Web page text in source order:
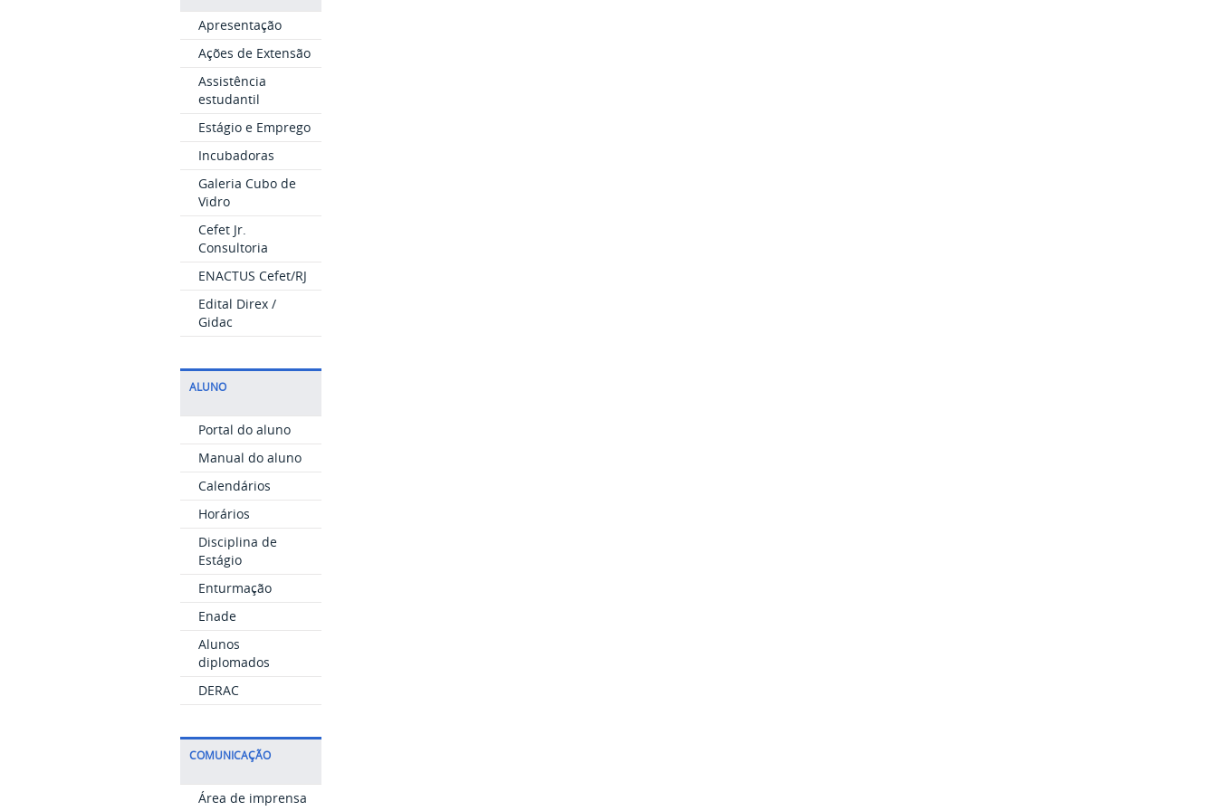
Apresentação
Ações de Extensão
Assistência
estudantil
Estágio e Emprego
Incubadoras
Galeria Cubo de
Vidro
Cefet Jr.
Consultoria
ENACTUS Cefet/RJ
Edital Direx /
Gidac
ALUNO
Portal do aluno
Manual do aluno
Calendários
Horários
Disciplina de
Estágio
Enturmação
Enade
Alunos
diplomados
DERAC
COMUNICAÇÃO
Área de imprensa